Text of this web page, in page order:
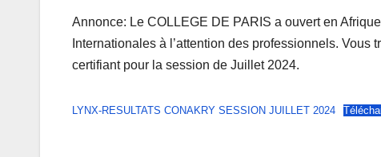
Annonce: Le COLLEGE DE PARIS a ouvert en
Internationales à l’attention des professionnels.
certifiant pour la session de Juillet 2024.
LYNX-RESULTATS CONAKRY SESSION JUILLET 2024